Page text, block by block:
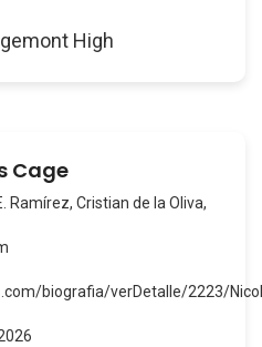
High
Cage
Ramírez, Cristian de la Oliva,
biografia/verDetalle/2223/